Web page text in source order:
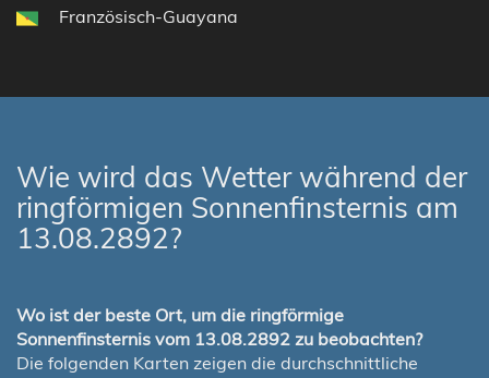
Französisch-Guayana
Wie wird das Wetter während der
ringförmigen Sonnenfinsternis am
13.08.2892?
Wo ist der beste Ort, um die ringförmige
Sonnenfinsternis vom 13.08.2892 zu beobachten?
Die folgenden Karten zeigen die durchschnittliche